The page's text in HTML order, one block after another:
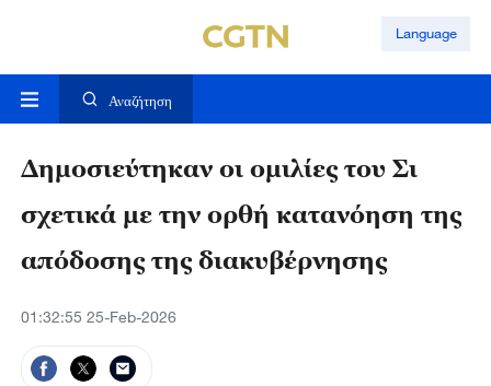
Language
Αναζήτηση
Δημοσιεύτηκαν οι ομιλίες του Σι
σχετικά με την ορθή κατανόηση της
απόδοσης της διακυβέρνησης
01:32:55 25-Feb-2026